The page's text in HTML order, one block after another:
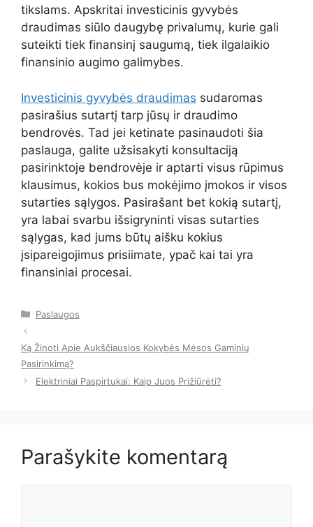
tikslams. Apskritai investicinis gyvybės
draudimas siūlo daugybę privalumų, kurie gali
suteikti tiek finansinį saugumą, tiek ilgalaikio
finansinio augimo galimybes.
Investicinis gyvybės draudimas sudaromas
pasirašius sutartį tarp jūsų ir draudimo
bendrovės. Tad jei ketinate pasinaudoti šia
paslauga, galite užsisakyti konsultaciją
pasirinktoje bendrovėje ir aptarti visus rūpimus
klausimus, kokios bus mokėjimo įmokos ir visos
sutarties sąlygos. Pasirašant bet kokią sutartį,
yra labai svarbu išsigryninti visas sutarties
sąlygas, kad jums būtų aišku kokius
įsipareigojimus prisiimate, ypač kai tai yra
finansiniai procesai.
Kategorijos
Paslaugos
Ką Žinoti Apie Aukščiausios Kokybės Mėsos Gaminių
Pasirinkimą?
Elektriniai Paspirtukai: Kaip Juos Prižiūrėti?
Parašykite komentarą